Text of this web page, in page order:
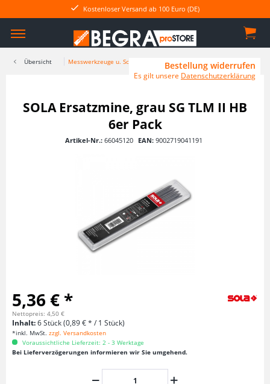
Kostenloser Versand ab 100 Euro (DE)
Übersicht Messwerkzeuge u. Schreibgeräte
SOLA Ersatzmine, grau SG TLM II HB
6er Pack
Artikel-Nr.: 66045120 EAN: 9002719041191
5,36 € *
Nettopreis: 4,50 €
Inhalt:6 Stück (0,89 € * / 1 Stück)
*inkl. MwSt. zzgl. Versandkosten
Voraussichtliche Lieferzeit: 2 - 3 Werktage
Bei Lieferverzögerungen informieren wir Sie umgehend.
Bestellung widerrufen
Es gilt unsere Datenschutzerklärung